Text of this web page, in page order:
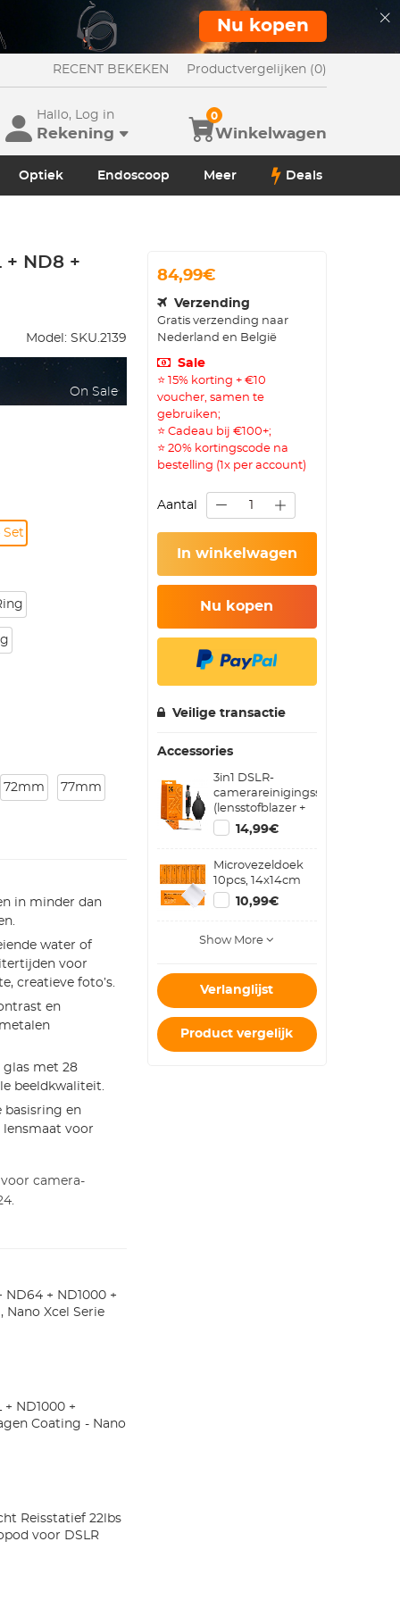
Nu kopen
RECENT BEKEKEN Productvergelijken (0)
Hallo, Log in
Rekening Winkelwagen
0
Optiek Endoscoop Meer Deals
ND8 +
Model: SKU.2139
On Sale
Set
72mm 77mm
in minder dan
water of
voor
creatieve foto’s.
en
glas met 28
beeldkwaliteit.
basisring en
lensmaat voor
camera-
+ ND1000 +
Nano Xcel Serie
ND1000 +
Coating - Nano
Reisstatief 22lbs
voor DSLR
84,99€
Verzending
Gratis verzending naar
Nederland en België
Sale
⭐ 15% korting + €10
voucher, samen te
gebruiken;
⭐ Cadeau bij €100+;
⭐ 20% kortingscode na
bestelling (1x per account)
Aantal
In winkelwagen
Nu kopen
Veilige transactie
Accessories
3in1 DSLR-
camerareinigingsset
(lensstofblazer +
reinigingspen +
macrovezelreinigingsdoekje)
14,99€
Microvezeldoek
10pcs, 14x14cm
10,99€
Show More
Verlanglijst
Product vergelijk